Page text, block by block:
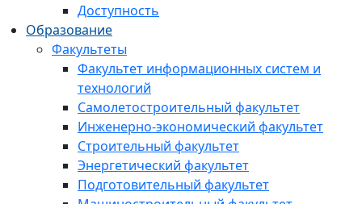
Доступность
Образование
Факультеты
Факультет информационных систем и
технологий
Самолетостроительный факультет
Инженерно-экономический факультет
Строительный факультет
Энергетический факультет
Подготовительный факультет